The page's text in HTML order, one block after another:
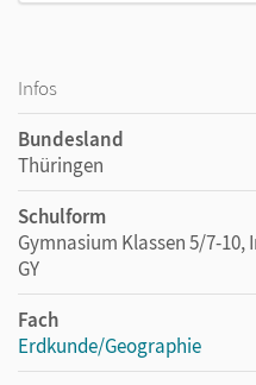
Infos
Bundesland
Thüringen
Schulform
Gymnasium Klassen 5/7-
GY
Fach
Erdkunde/Geographie